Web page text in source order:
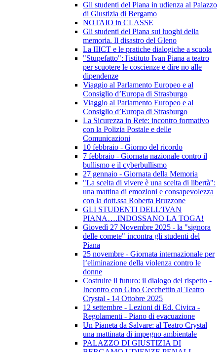
Gli studenti del Piana in udienza al Palazzo
di Giustizia di Bergamo
NOTAIO in CLASSE
Gli studenti del Piana sui luoghi della
memoria. Il disastro del Gleno
La IIICT e le pratiche dialogiche a scuola
"Stupefatto": l'istituto Ivan Piana a teatro
per scuotere le coscienze e dire no alle
dipendenze
Viaggio al Parlamento Europeo e al
Consiglio d’Europa di Strasburgo
Viaggio al Parlamento Europeo e al
Consiglio d’Europa di Strasburgo
La Sicurezza in Rete: incontro formativo
con la Polizia Postale e delle
Comunicazioni
10 febbraio - Giorno del ricordo
7 febbraio - Giornata nazionale contro il
bullismo e il cyberbullismo
27 gennaio - Giornata della Memoria
"La scelta di vivere è una scelta di libertà":
una mattina di emozioni e consapevolezza
con la dott.ssa Roberta Bruzzone
GLI STUDENTI DELL’IVAN
PIANA….INDOSSANO LA TOGA!
Giovedì 27 Novembre 2025 - la "signora
delle comete" incontra gli studenti del
Piana
25 novembre - Giornata internazionale per
l’eliminazione della violenza contro le
donne
Costruire il futuro: il dialogo del rispetto -
Incontro con Gino Cecchettin al Teatro
Crystal - 14 Ottobre 2025
12 settembre - Lezioni di Ed. Civica -
Regolamenti - Piano di evacuazione
Un Pianeta da Salvare: al Teatro Crystal
una mattinata di impegno ambientale
PALAZZO DI GIUSTIZIA DI